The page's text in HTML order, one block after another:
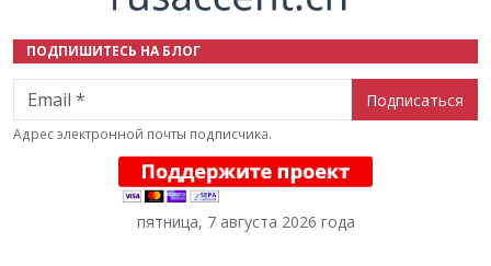
ПОДПИШИТЕСЬ НА БЛОГ
Email
Адрес электронной почты подписчика.
пятница, 7 августа 2026 года